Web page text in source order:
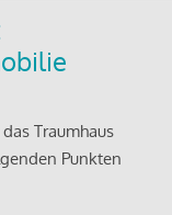
Traumhaus
Punkten